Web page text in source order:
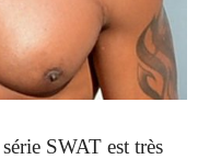
SWAT est très